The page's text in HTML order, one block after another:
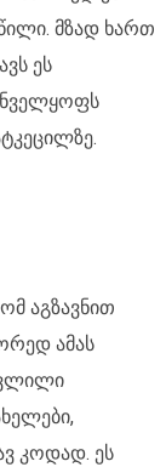
მზად ხართ
ეს
აგზავნით
ამას
კოდად. ეს